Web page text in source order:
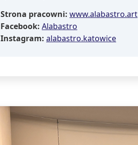
Strona pracowni: www.alabastro.art
Facebook: Alabastro
Instagram: alabastro.katowice